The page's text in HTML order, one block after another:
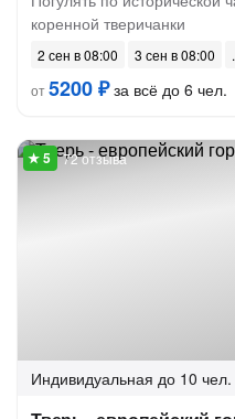
коренной тверичанки
2 сен в 08:00
3 сен в 08:00
от5200 ₽за всё до 6 чел.
72 отзыва
Индивидуальная до 10 чел.